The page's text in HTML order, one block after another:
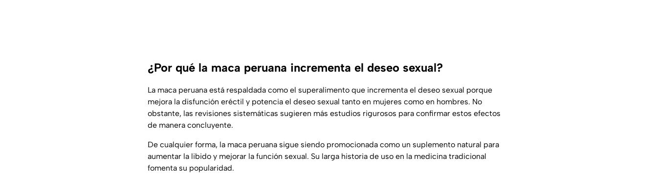
¿Por qué la maca peruana incrementa el deseo sexual?
La maca peruana está respaldada como el superalimento que incrementa el deseo sexual porque
mejora la disfunción eréctil y potencia el deseo sexual tanto en mujeres como en hombres. No
obstante, las revisiones sistemáticas sugieren más estudios rigurosos para confirmar estos efectos
de manera concluyente.
De cualquier forma, la maca peruana sigue siendo promocionada como un suplemento natural para
aumentar la libido y mejorar la función sexual. Su larga historia de uso en la medicina tradicional
fomenta su popularidad.